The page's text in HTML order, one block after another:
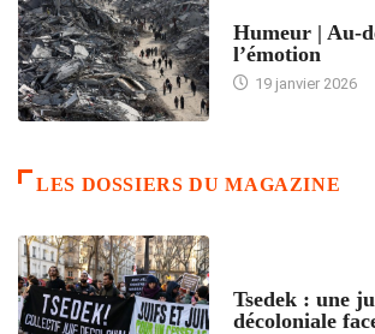
Humeur | Au-
l’émotion
19 janvier 2026
LES DOSSIERS DU MAGAZINE
Tsedek : une
décoloniale